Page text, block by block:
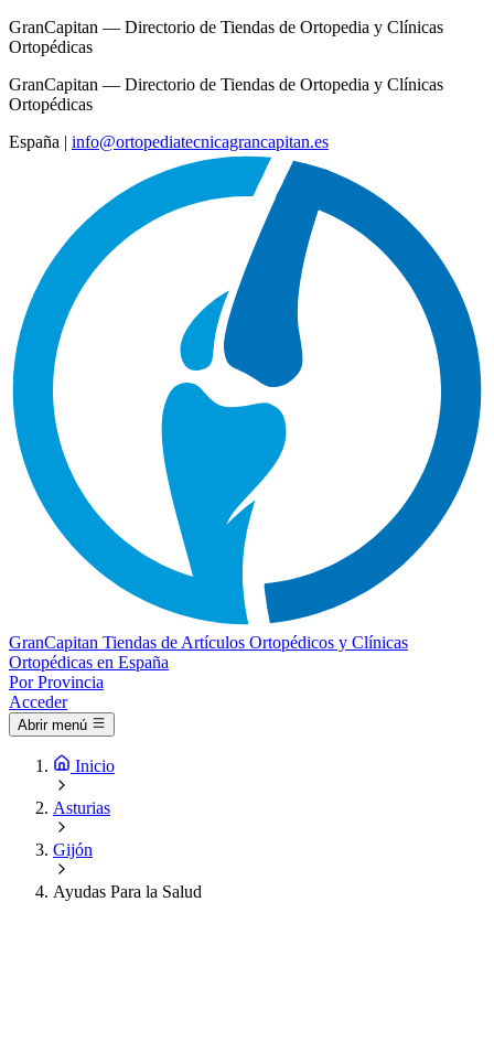
GranCapitan — Directorio de Tiendas de Ortopedia y Clínicas
Ortopédicas
GranCapitan — Directorio de Tiendas de Ortopedia y Clínicas
Ortopédicas
España | info@ortopediatecnicagrancapitan.es
GranCapitan Tiendas de Artículos Ortopédicos y Clínicas
Ortopédicas en España
Por Provincia
Acceder
Abrir menú
Inicio
Asturias
Gijón
Ayudas Para la Salud